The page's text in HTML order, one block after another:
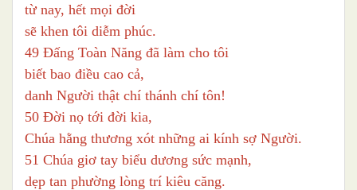
từ nay, hết mọi đời
sẽ khen tôi diễm phúc.
49 Đấng Toàn Năng đã làm cho tôi
biết bao điều cao cả,
danh Người thật chí thánh chí tôn!
50 Đời nọ tới đời kia,
Chúa hằng thương xót những ai kính sợ Người.
51 Chúa giơ tay biểu dương sức mạnh,
dẹp tan phường lòng trí kiêu căng.